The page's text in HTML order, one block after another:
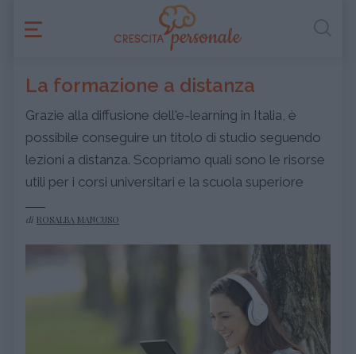
La formazione a distanza
Grazie alla diffusione dell'e-learning in Italia, è
possibile conseguire un titolo di studio seguendo
lezioni a distanza. Scopriamo quali sono le risorse
utili per i corsi universitari e la scuola superiore
di ROSALBA MANCUSO